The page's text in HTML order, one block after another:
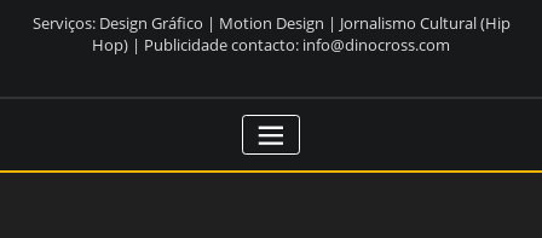
Serviços: Design Gráfico | Motion Design | Jornalismo Cultural (Hip
Hop) | Publicidade contacto: info@dinocross.com